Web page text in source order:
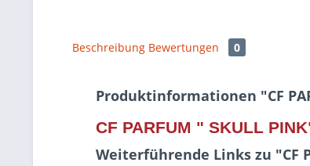
Beschreibung Bewertungen 0
Produktinformationen "CF
CF PARFUM " SKULL
Weiterführende Links zu "CF